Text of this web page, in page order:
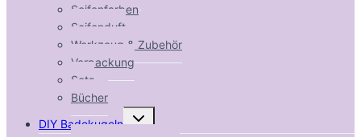
Seifenfarben
Seifenduft
Werkzeug & Zubehör
Verpackung
Sets
Bücher
DIY Badekugeln
Untermenü
umschalten